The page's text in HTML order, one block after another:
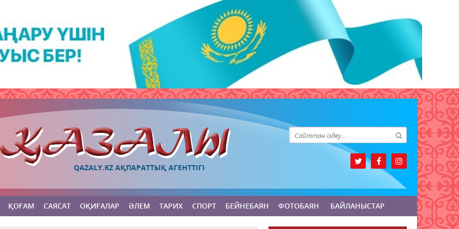
QAZALY.KZ АҚПАРАТТЫҚ АГЕНТТІГІ
ҚОҒАМ САЯСАТ ОҚИҒАЛАР ӘЛЕМ ТАРИХ СПОРТ БЕЙНЕБАЯН ФОТОБАЯН БАЙЛАНЫСТАР